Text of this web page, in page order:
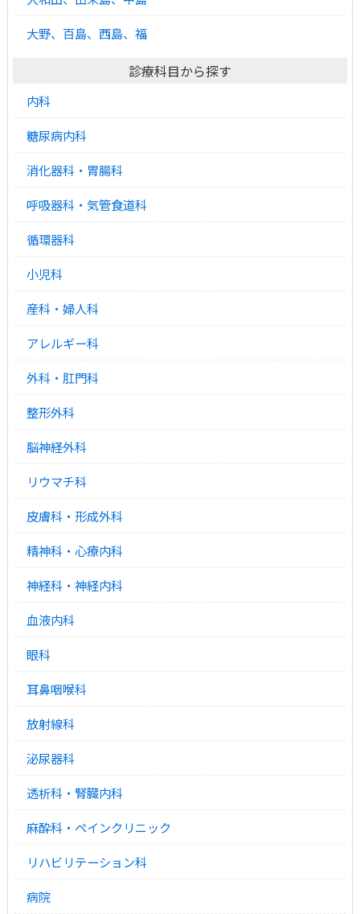
大野、百島、西島、福
診療科目から探す
内科
糖尿病内科
消化器科・胃腸科
呼吸器科・気管食道科
循環器科
小児科
産科・婦人科
アレルギー科
外科・肛門科
整形外科
脳神経外科
リウマチ科
皮膚科・形成外科
精神科・心療内科
神経科・神経内科
血液内科
眼科
耳鼻咽喉科
放射線科
泌尿器科
透析科・腎臓内科
麻酔科・ペインクリニック
リハビリテーション科
病院